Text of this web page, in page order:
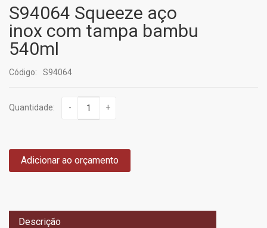
S94064 Squeeze aço
inox com tampa bambu
540ml
Código: S94064
Quantidade: - +
Adicionar ao orçamento
Descrição